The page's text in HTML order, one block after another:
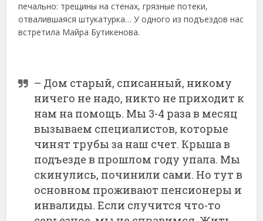
печально: трещины на стенах, грязные потеки,
отвалившаяся штукатурка… У одного из подъездов нас
встретила Майра Бутикенова.
– Дом старый, списанный, никому
ничего не надо, никто не приходит к
нам на помощь. Мы 3-4 раза в месяц
вызываем специалистов, которые
чинят трубы за наш счет. Крыша в
подъезде в прошлом году упала. Мы
скинулись, починили сами. Но тут в
основном проживают пенсионеры и
инвалиды. Если случится что-то